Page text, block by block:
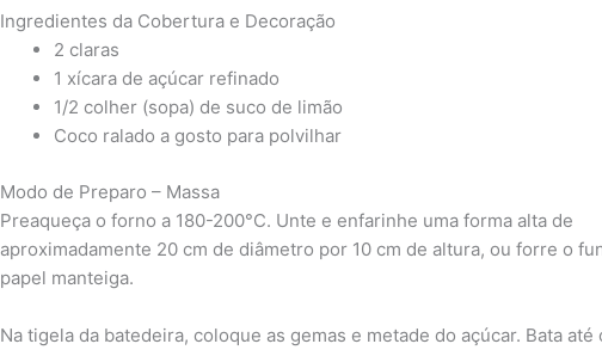
Ingredientes da Cobertura e Decoração
2 claras
1 xícara de açúcar refinado
1/2 colher (sopa) de suco de limão
Coco ralado a gosto para polvilhar
Modo de Preparo – Massa
Preaqueça o forno a 180-200°C. Unte e enfarinhe uma forma alta de
aproximadamente 20 cm de diâmetro por 10 cm de altura, ou forre o
papel manteiga.
Na tigela da batedeira, coloque as gemas e metade do açúcar. Bata até